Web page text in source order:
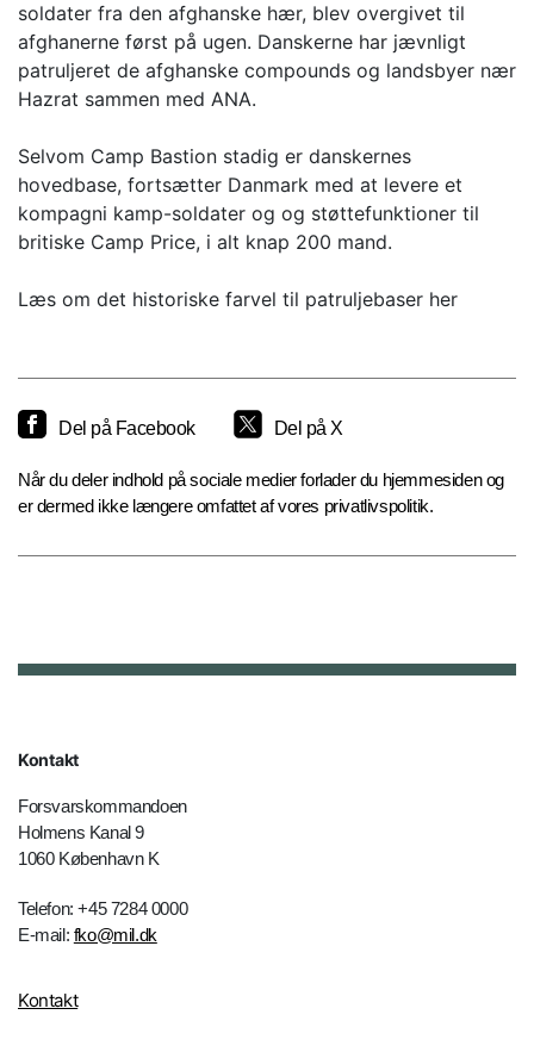
soldater fra den afghanske hær, blev overgivet til
afghanerne først på ugen. Danskerne har jævnligt
patruljeret de afghanske compounds og landsbyer nær
Hazrat sammen med ANA.
Selvom Camp Bastion stadig er danskernes
hovedbase, fortsætter Danmark med at levere et
kompagni kamp-soldater og og støttefunktioner til
britiske Camp Price, i alt knap 200 mand.
Læs om det historiske farvel til patruljebaser her
Del på Facebook Del på X
Når du deler indhold på sociale medier forlader du hjemmesiden og
er dermed ikke længere omfattet af vores privatlivspolitik.
Kontakt
Forsvarskommandoen
Holmens Kanal 9
1060 København K
Telefon: +45 7284 0000
E-mail: fko@mil.dk
Kontakt